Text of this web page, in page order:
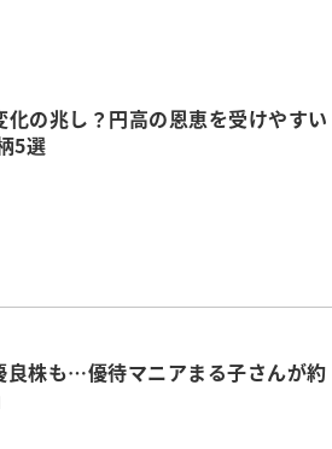
の兆し？円高の恩恵を受けやすい
5選
株も…優待マニアまる子さんが約